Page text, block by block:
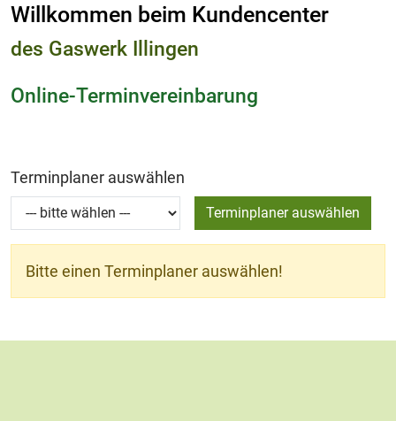
Willkommen beim Kundencenter
des Gaswerk Illingen
Online-Terminvereinbarung
Terminplaner auswählen
Terminplaner auswählen
Bitte einen Terminplaner auswählen!